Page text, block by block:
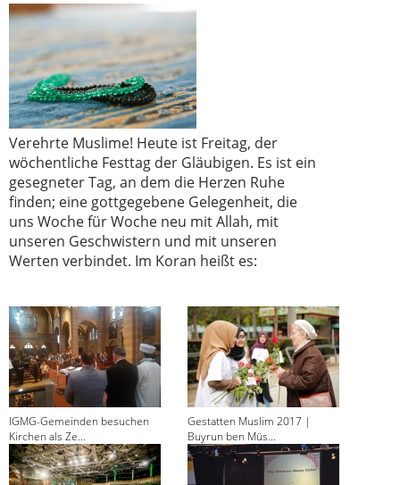
Verehrte Muslime! Heute ist Freitag, der
wöchentliche Festtag der Gläubigen. Es ist ein
gesegneter Tag, an dem die Herzen Ruhe
finden; eine gottgegebene Gelegenheit, die
uns Woche für Woche neu mit Allah, mit
unseren Geschwistern und mit unseren
Werten verbindet. Im Koran heißt es:
IGMG-Gemeinden besuchen
Kirchen als Ze...
Gestatten Muslim 2017 |
Buyrun ben Müs...